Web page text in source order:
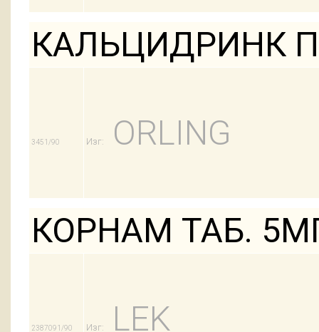
КАЛЬЦИДРИНК
3451/90 Изг: ORLING
КОРНАМ ТАБ.
2387091/90 Изг: LEK